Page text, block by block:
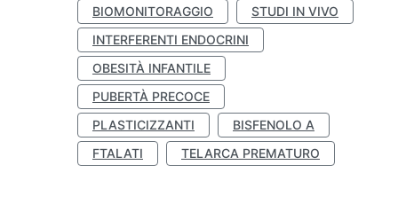
BIOMONITORAGGIO
STUDI IN VIVO
INTERFERENTI ENDOCRINI
OBESITÀ INFANTILE
PUBERTÀ PRECOCE
PLASTICIZZANTI
BISFENOLO A
FTALATI
TELARCA PREMATURO